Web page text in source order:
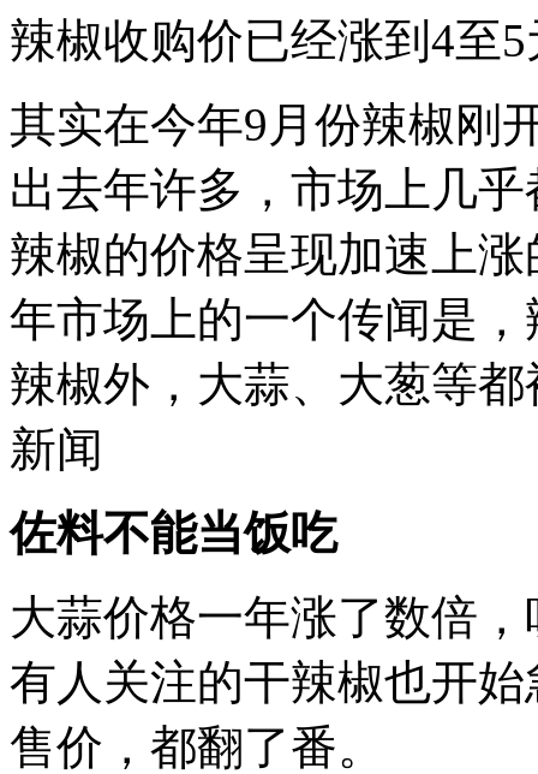
辣椒收购价已经涨到4至
其实在今年9月份辣椒刚
出去年许多，市场上几
辣椒的价格呈现加速上
年市场上的一个传闻是
辣椒外，大蒜、大葱等
新闻
佐料不能当饭吃
大蒜价格一年涨了数倍
有人关注的干辣椒也开
售价，都翻了番。